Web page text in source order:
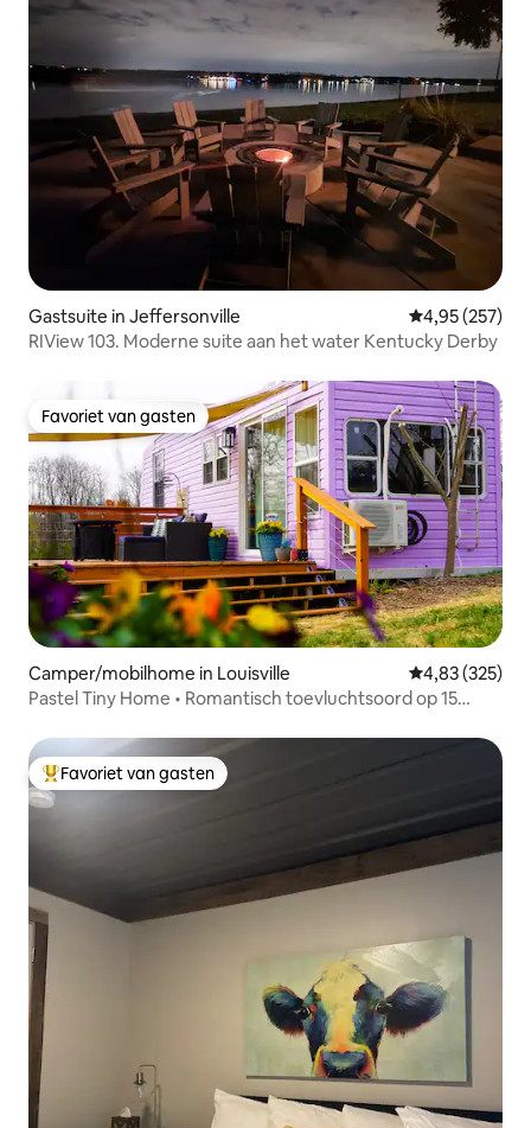
Gastsuite in Jeffersonville Gemiddelde
4,95 (257)
RIView 103. Moderne suite aan het water Kentucky Derby
Favoriet van gasten
Favoriet van gasten
Camper/mobilhome in Louisville Gemiddelde
4,83 (325)
Pastel Tiny Home • Romantisch toevluchtsoord op 15
Topfavoriet van gasten
Favoriet van gasten